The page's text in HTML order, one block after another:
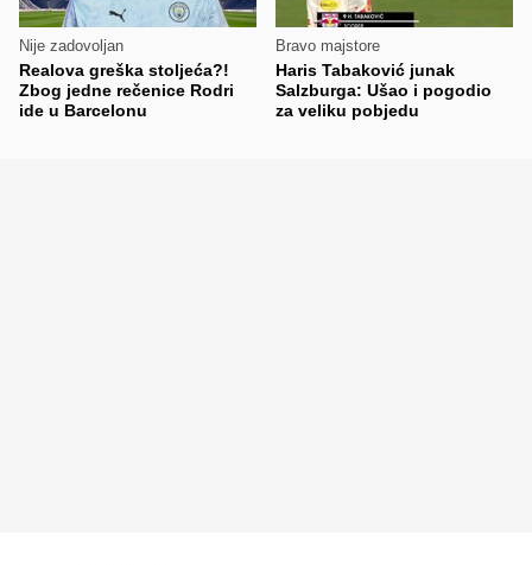
Nije zadovoljan
Realova greška stoljeća?!
Zbog jedne rečenice Rodri
ide u Barcelonu
Bravo majstore
Haris Tabaković junak
Salzburga: Ušao i pogodio
za veliku pobjedu